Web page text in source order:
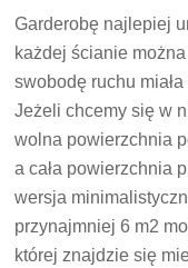
Garderobę najlepiej
każdej ścianie
swobodę ruchu
Jeżeli chcemy się w
wolna powierzchnia
a cała powierzchnia
wersja
przynajmniej 6 m2
której znajdzie się